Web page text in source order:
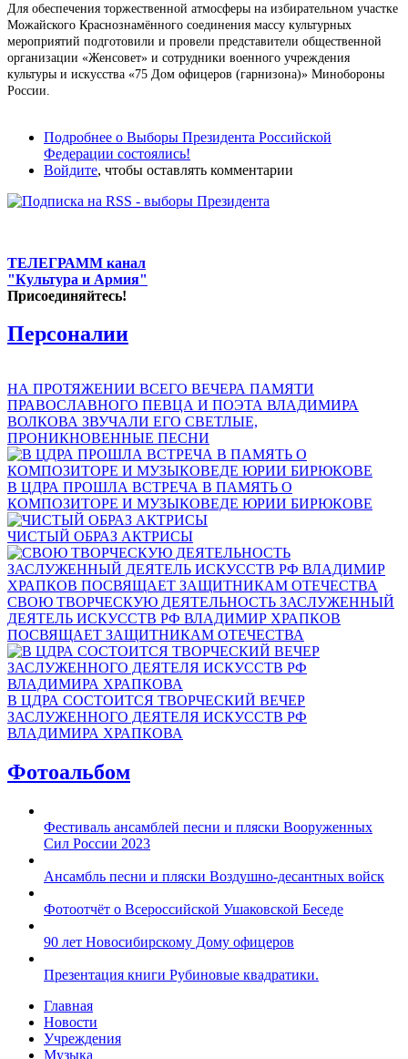
Для обеспечения торжественной атмосферы на избирательном участке
Можайского Краснознамённого соединения массу культурных
мероприятий подготовили и провели представители общественной
организации «Женсовет» и сотрудники военного учреждения
культуры и искусства «75 Дом офицеров (гарнизона)» Минобороны
России.
Подробнее о Выборы Президента Российской
Федерации состоялись!
Войдите, чтобы оставлять комментарии
ТЕЛЕГРАММ канал
"Культура и Армия"
Присоединяйтесь!
Персоналии
НА ПРОТЯЖЕНИИ ВСЕГО ВЕЧЕРА ПАМЯТИ
ПРАВОСЛАВНОГО ПЕВЦА И ПОЭТА ВЛАДИМИРА
ВОЛКОВА ЗВУЧАЛИ ЕГО СВЕТЛЫЕ,
ПРОНИКНОВЕННЫЕ ПЕСНИ
В ЦДРА ПРОШЛА ВСТРЕЧА В ПАМЯТЬ О
КОМПОЗИТОРЕ И МУЗЫКОВЕДЕ ЮРИИ БИРЮКОВЕ
ЧИСТЫЙ ОБРАЗ АКТРИСЫ
СВОЮ ТВОРЧЕСКУЮ ДЕЯТЕЛЬНОСТЬ ЗАСЛУЖЕННЫЙ
ДЕЯТЕЛЬ ИСКУССТВ РФ ВЛАДИМИР ХРАПКОВ
ПОСВЯЩАЕТ ЗАЩИТНИКАМ ОТЕЧЕСТВА
В ЦДРА СОСТОИТСЯ ТВОРЧЕСКИЙ ВЕЧЕР
ЗАСЛУЖЕННОГО ДЕЯТЕЛЯ ИСКУССТВ РФ
ВЛАДИМИРА ХРАПКОВА
Фотоальбом
Фестиваль ансамблей песни и пляски Вооруженных
Сил России 2023
Ансамбль песни и пляски Воздушно-десантных войск
Фотоотчёт о Всероссийской Ушаковской Беседе
90 лет Новосибирскому Дому офицеров
Презентация книги Рубиновые квадратики.
Главная
Новости
Учреждения
Музыка